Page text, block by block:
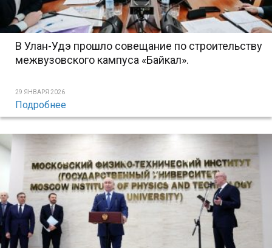
В Улан-Удэ прошло совещание по строительству
межвузовского кампуса «Байкал».
29 ЯНВАРЯ 2026
Подробнее